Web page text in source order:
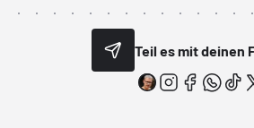
Teil es mit deinen